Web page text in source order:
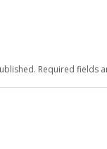
Required fields